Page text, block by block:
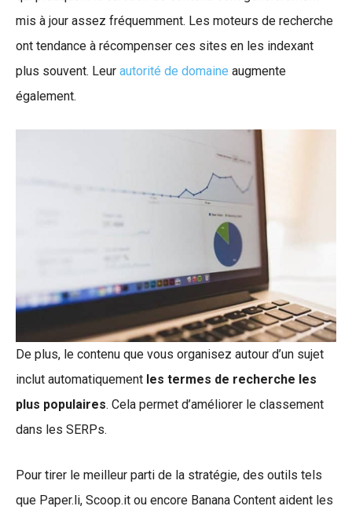
mis à jour assez fréquemment. Les moteurs de recherche
ont tendance à récompenser ces sites en les indexant
plus souvent. Leur autorité de domaine augmente
également.
De plus, le contenu que vous organisez autour d’un sujet
inclut automatiquement les termes de recherche les
plus populaires. Cela permet d’améliorer le classement
dans les SERPs.
Pour tirer le meilleur parti de la stratégie, des outils tels
que Paper.li, Scoop.it ou encore Banana Content aident les